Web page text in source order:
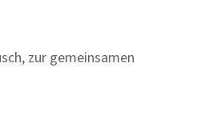
zur gemeinsamen